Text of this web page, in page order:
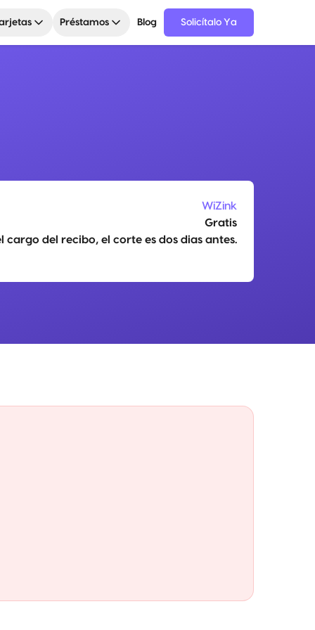
Préstamos Blog Solicítalo Ya
WiZink
Gratis
del recibo, el corte es dos dias antes.